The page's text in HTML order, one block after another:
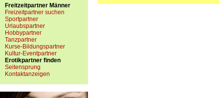
Freitzeitpartner Männer
Freizeitpartner suchen
Sportpartner
Urlaubspartner
Hobbypartner
Tanzpartner
Kurse-Bildungspartner
Kultur-Eventpartner
Erotikpartner finden
Seitensprung
Kontaktanzeigen